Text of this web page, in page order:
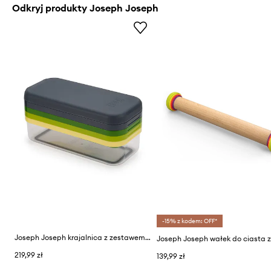
Odkryj produkty Joseph Joseph
Joseph Joseph krajalnica z zestawem tarek
219,99 zł
-15% z kodem: OFF*
139,99 zł